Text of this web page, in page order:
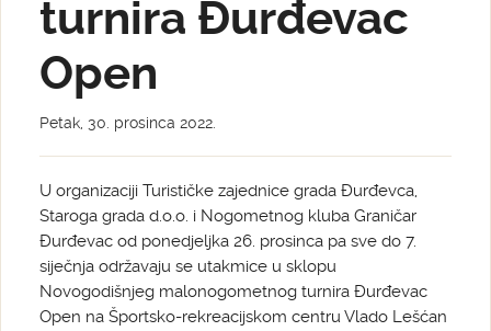
turnira Đurđevac
Open
Petak, 30. prosinca 2022.
U organizaciji Turističke zajednice grada Đurđevca,
Staroga grada d.o.o. i Nogometnog kluba Graničar
Đurđevac od ponedjeljka 26. prosinca pa sve do 7.
siječnja održavaju se utakmice u sklopu
Novogodišnjeg malonogometnog turnira Đurđevac
Open na Športsko-rekreacijskom centru Vlado Lešćan